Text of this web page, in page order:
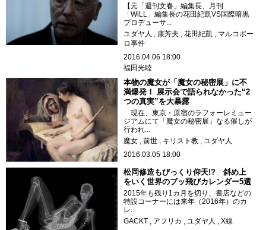
【元「週刊文春」編集長、月刊
「WiLL」編集長の花田紀凱VS国際暗黒
プロデューサ...
ユダヤ人
康芳夫 花田紀凱
マルコポー
ロ事件
2016.04.06 18:00
福田光睦
本物の魔女が「魔女の秘密展」に不
満爆発！ 展示会で語られなかった“2
つの真実”を大暴露
現在、東京・原宿のラフォーレミュー
ジアムにて「魔女の秘密展」なる催しが
行われ...
魔女
前世 キリスト教
ユダヤ人
2016.03.05 18:00
松岡修造もびっくり仰天!? 斜め上
をいく世界のブッ飛びカレンダー5選
2015年も残り1カ月を切り、書店などの
特設コーナーには来年（2016年）のカ
レ...
GACKT
アフリカ ユダヤ人
X線